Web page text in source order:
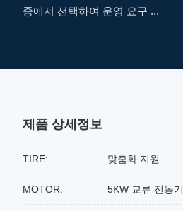
중에서 선택하여 운영 요구 ...
제품 상세정보
TIRE: 맞춤화 지원
MOTOR: 5KW 교류 전동기